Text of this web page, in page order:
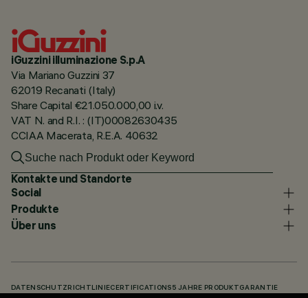
iGuzzini illuminazione S.p.A
Via Mariano Guzzini 37
62019 Recanati (Italy)
Share Capital €21.050.000,00 i.v.
VAT N. and R.I. : (IT)00082630435
CCIAA Macerata, R.E.A. 40632
Kontakte und Standorte
Social
Produkte
Über uns
DATENSCHUTZRICHTLINIECERTIFICATIONS 5 JAHRE PRODUKTGARANTIE